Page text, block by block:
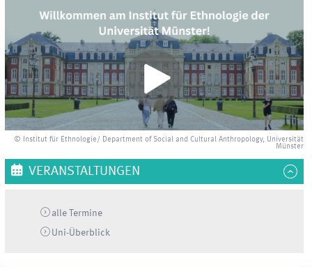
© Institut für Ethnologie/ Department of Social and Cultural Anthropology, Universität
Münster
VERANSTALTUNGEN
alle Termine
Uni-Überblick